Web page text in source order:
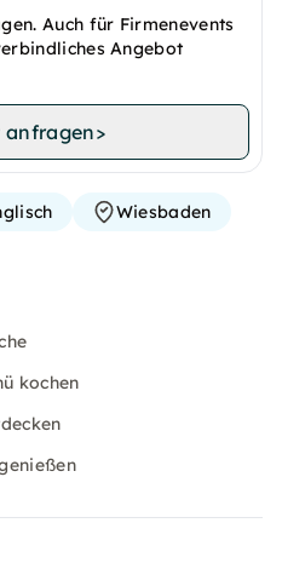
Auch für Firmenevents
Angebot
anfragen>
Wiesbaden
kochen